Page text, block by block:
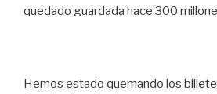
quedado guardada hace 300
Hemos estado quemando los